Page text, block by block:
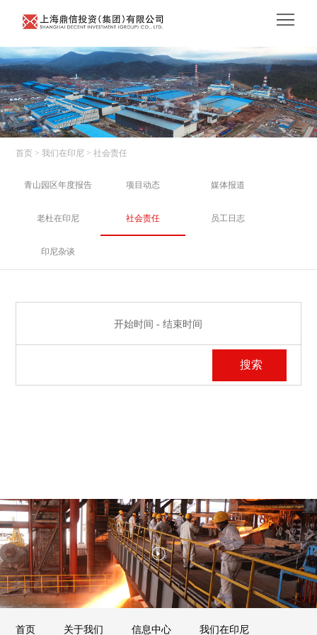
首页 > 我们在印尼 > 社会责任
青山园区年度报告 项目动态 媒体报道
老杜在印尼 社会责任 员工日志
印尼杂谈
开始时间 - 结束时间
开始时间 - 结束时间
首页 关于我们 信息中心 我们在印尼